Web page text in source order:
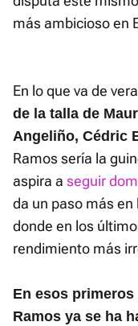
más ambicioso en
En lo que va de
de la talla de
Angeliño, Cédric
Ramos sería la
aspira a seguir
da un paso más
donde en los
rendimiento más
En esos
Ramos ya se ha